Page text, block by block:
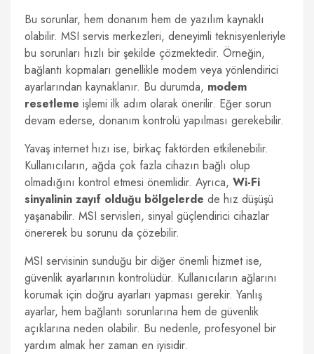
Bu sorunlar, hem donanım hem de yazılım kaynaklı
olabilir. MSI servis merkezleri, deneyimli teknisyenleriyle
bu sorunları hızlı bir şekilde çözmektedir. Örneğin,
bağlantı kopmaları genellikle modem veya yönlendirici
ayarlarından kaynaklanır. Bu durumda, modem
resetleme işlemi ilk adım olarak önerilir. Eğer sorun
devam ederse, donanım kontrolü yapılması gerekebilir.
Yavaş internet hızı ise, birkaç faktörden etkilenebilir.
Kullanıcıların, ağda çok fazla cihazın bağlı olup
olmadığını kontrol etmesi önemlidir. Ayrıca, Wi-Fi
sinyalinin zayıf olduğu bölgelerde de hız düşüşü
yaşanabilir. MSI servisleri, sinyal güçlendirici cihazlar
önererek bu sorunu da çözebilir.
MSI servisinin sunduğu bir diğer önemli hizmet ise,
güvenlik ayarlarının kontrolüdür. Kullanıcıların ağlarını
korumak için doğru ayarları yapması gerekir. Yanlış
ayarlar, hem bağlantı sorunlarına hem de güvenlik
açıklarına neden olabilir. Bu nedenle, profesyonel bir
yardım almak her zaman en iyisidir.